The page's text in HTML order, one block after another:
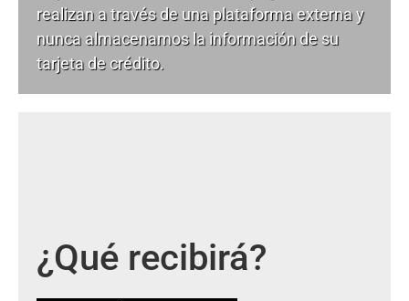
realizan a través de una plataforma externa y
nunca almacenamos la información de su
tarjeta de crédito.
¿Qué recibirá?